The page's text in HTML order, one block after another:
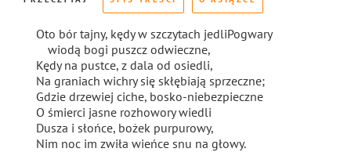
Oto bór tajny, kędy w szczytach jedliPogwary
wiodą bogi puszcz odwieczne,
Kędyna pustce, z dala od osiedli,
Na graniach wichry się skłębiają sprzeczne;
Gdzie drzewiej ciche, bosko-niebezpieczne
O śmierci jasne rozhoworywiedli
Dusza i słońce, bożek purpurowy,
Nim noc im zwiła wieńce snu na głowy.